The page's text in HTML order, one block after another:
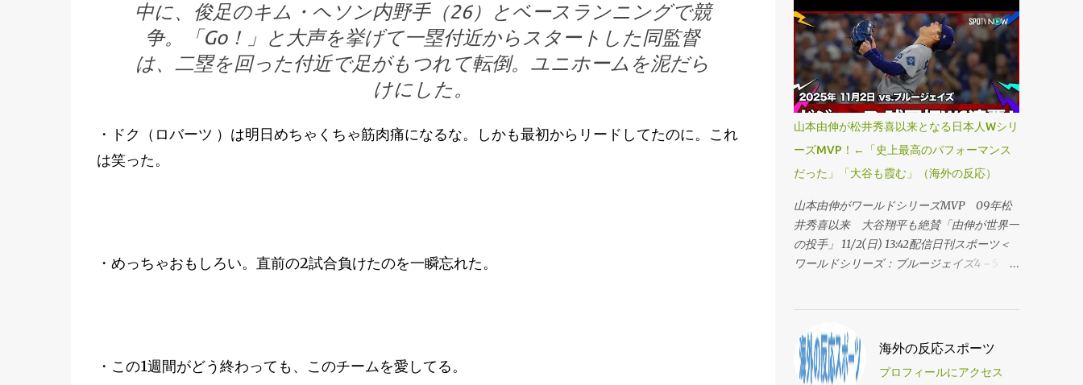
中に、俊足のキム・ヘソン内野手（26）とベースランニングで競
争。「Go！」と大声を挙げて一塁付近からスタートした同監督
は、二塁を回った付近で足がもつれて転倒。ユニホームを泥だら
けにした。
・ドク（ロバーツ ）は明日めちゃくちゃ筋肉痛になるな。しかも最初からリードしてたのに。これ
は笑った。
・めっちゃおもしろい。直前の2試合負けたのを一瞬忘れた。
・この1週間がどう終わっても、このチームを愛してる。
・山本、ポストシーズン5勝1敗。とんでもな
い男だ。 ・信じられない、勝ち切った！ヤ
マがMVPだな。 ・やったぞ。 ・なんて試合
だ ・信じてた！ ・これはもう銅像レベルだ
な。 ・疑って悪かった、反省する。 ・ヤマ
モトはMVPを取るべきだ。すごいわ。 ・く
そ、野球をぶっ壊したな俺たち。 ・野球終
出ない。まだ信じられない。ヤマは伝説。
MVPだ。 ・俺はこの瞬間を見届けた。 ・ロ
サンゼルス大好きだああああああああああ。
・現実じゃないみたいだ。すごい。 ・悲観
してたやつらざまあ。あとで全員呼び出す。
ノーベンバー！ ・ヤマMVPだあああ。 ・よ
っしゃあああああ。 ・やったぞ！！ ...
った。 ・今夜は戦士のようだった。 ・この
写真見てると自然と笑顔になる。 ・今夜は
本当に辛い。ジェイズに命を懸けてたシリー
ズだったけど、ヤマモトには賞賛しかない。
こんなにMVPにふさわしい男はいない。 ・
顎が落ちるほどのパフォーマンスだった。
・このシリーズの終わり方を完璧に表してる
写真だ。もう二度と見られないようなことを
やった。ワールドシリーズの伝説どころか、
本当に必要だったのはこのドジャーブルーの
男。ドジャースじゃなくてジェイズにいてほ
しかった。 ・この男の名前の通りの通りが
できそうだな。 ・いい写真だ。 ・資金無限
契約が高すぎるって言われてた頃が懐かし
い。 ・戦艦ヤマモト。 ・くそ、最高のシリ
ーズだった。 ・ヤマモトに水を。 ・額に入
れて飾りたい。 ・彼がいなかったら多分こ
山本由伸が松井秀喜以来となる日本人Wシリ
ーズMVP！←「史上最高のパフォーマンス
だった」「大谷も霞む」（海外の反応）
山本由伸がワールドシリーズMVP 09年松
井秀喜以来 大谷翔平も絶賛「由伸が世界一
の投手」 11/2(日) 13:42配信日刊スポーツ＜
ワールドシリーズ：ブルージェイズ4－5ド
し、2回2／3を無失点の好救援でチームを初
のワールドシリーズ（WS）連覇に導いた。
01年ダイヤモンドバックスのランディ・ジョ
海外の反応スポーツ
プロフィールにアクセス